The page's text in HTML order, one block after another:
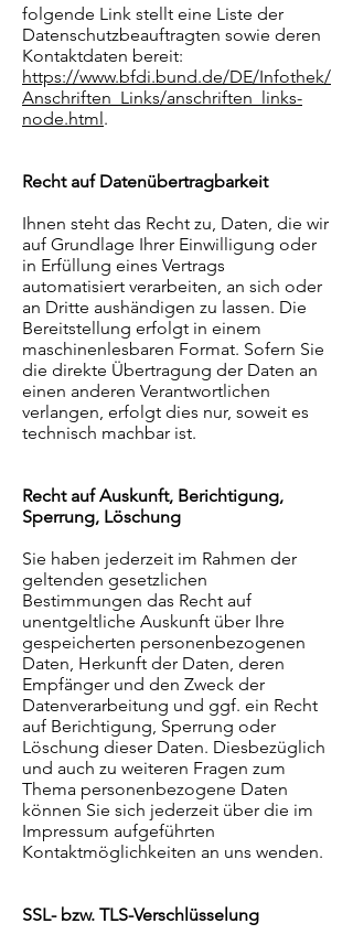
folgende Link stellt eine Liste der
Datenschutzbeauftragten sowie deren
Kontaktdaten bereit:
https://www.bfdi.bund.de/DE/Infothek/
Anschriften_Links/anschriften_links-
node.html.
Recht auf Datenübertragbarkeit
Ihnen steht das Recht zu, Daten, die wir
auf Grundlage Ihrer Einwilligung oder
in Erfüllung eines Vertrags
automatisiert verarbeiten, an sich oder
an Dritte aushändigen zu lassen. Die
Bereitstellung erfolgt in einem
maschinenlesbaren Format. Sofern Sie
die direkte Übertragung der Daten an
einen anderen Verantwortlichen
verlangen, erfolgt dies nur, soweit es
technisch machbar ist.
Recht auf Auskunft, Berichtigung,
Sperrung, Löschung
Sie haben jederzeit im Rahmen der
geltenden gesetzlichen
Bestimmungen das Recht auf
unentgeltliche Auskunft über Ihre
gespeicherten personenbezogenen
Daten, Herkunft der Daten, deren
Empfänger und den Zweck der
Datenverarbeitung und ggf. ein Recht
auf Berichtigung, Sperrung oder
Löschung dieser Daten. Diesbezüglich
und auch zu weiteren Fragen zum
Thema personenbezogene Daten
können Sie sich jederzeit über die im
Impressum aufgeführten
Kontaktmöglichkeiten an uns wenden.
SSL- bzw. TLS-Verschlüsselung